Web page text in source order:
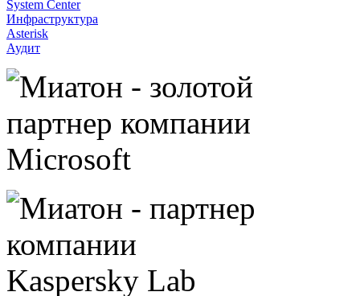
System Center
Инфраструктура
Asterisk
Аудит